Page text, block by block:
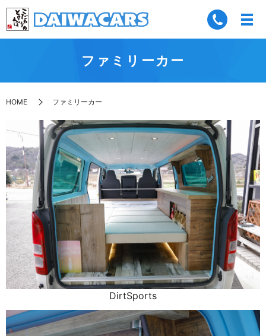
ファミリーカー
HOME ファミリーカー
DirtSports